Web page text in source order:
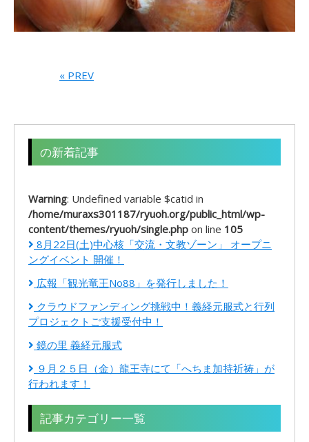
« PREV
の新着記事
Warning: Undefined variable $catid in
/home/muraxs301187/ryuoh.org/public_html/wp-
content/themes/ryuoh/single.php on line 105
8月22日(土)中心核「交流・文教ゾーン」 オープニ
ングイベント 開催！
広報「観光竜王No88」を発行しました！
クラウドファンディング挑戦中！義経元服式と行列
プロジェクトご支援受付中！
鏡の里 義経元服式
９月２５日（金）龍王寺にて「へちま加持祈祷」が
行われます！
記事カテゴリー一覧